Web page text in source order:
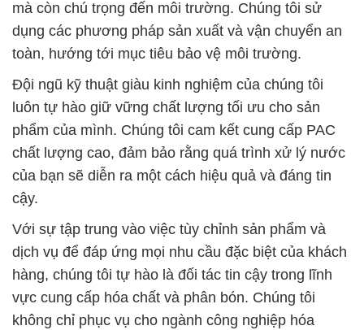
mà còn chú trọng đến môi trường. Chúng tôi sử
dụng các phương pháp sản xuất và vận chuyển an
toàn, hướng tới mục tiêu bảo vệ môi trường.
Đội ngũ kỹ thuật giàu kinh nghiệm của chúng tôi
luôn tự hào giữ vững chất lượng tối ưu cho sản
phẩm của mình. Chúng tôi cam kết cung cấp PAC
chất lượng cao, đảm bảo rằng quá trình xử lý nước
của bạn sẽ diễn ra một cách hiệu quả và đáng tin
cậy.
Với sự tập trung vào việc tùy chỉnh sản phẩm và
dịch vụ để đáp ứng mọi nhu cầu đặc biệt của khách
hàng, chúng tôi tự hào là đối tác tin cậy trong lĩnh
vực cung cấp hóa chất và phân bón. Chúng tôi
không chỉ phục vụ cho ngành công nghiệp hóa